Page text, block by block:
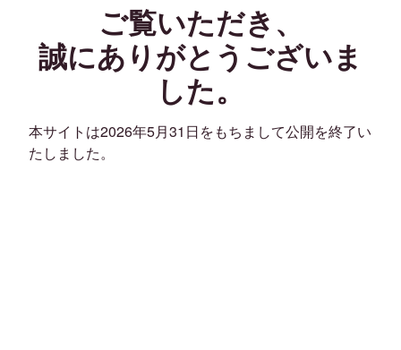
ご覧いただき、
誠にありがとうございま
した。
本サイトは2026年5月31日をもちまして公開を終了い
たしました。